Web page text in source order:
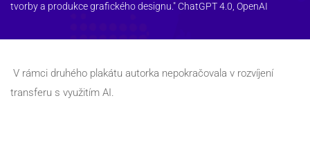
tvorby a produkce grafického designu." ChatGPT 4.0, OpenAI
transferu s využitím AI.